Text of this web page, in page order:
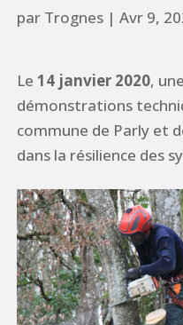
par Trognes| Avr 9,
Le 14 janvier 2020,
démonstrations
commune de Parly et
dans la résilience des